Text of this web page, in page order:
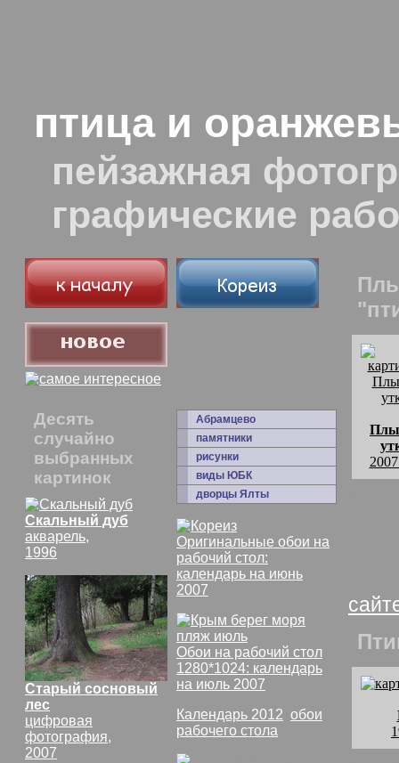
птица и
пейзажная
графические
Десять
случайно
выбранных
картинок
Скальный дуб
акварель,
1996
Старый сосновый
лес
цифровая
фотография,
2007
Абрамцево
памятники
рисунки
виды ЮБК
дворцы Ялты
Оригинальные обои на
рабочий стол:
календарь на июнь
2007
Обои на рабочий стол
1280*1024: календарь
на июль 2007
Календарь 2012 обои
рабочего стола